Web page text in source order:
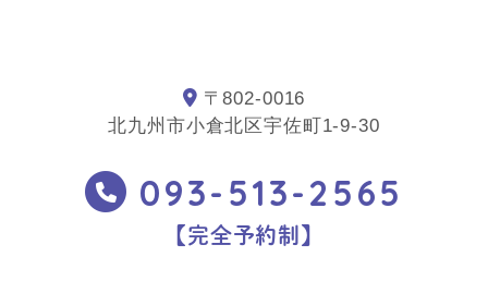
〒802-0016
北九州市小倉北区宇佐町1-9-30
093-513-2565
【完全予約制】